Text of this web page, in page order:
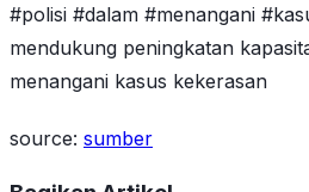
#polisi #dalam #menangani
mendukung peningkatan
menangani kasus kekerasan
source: sumber